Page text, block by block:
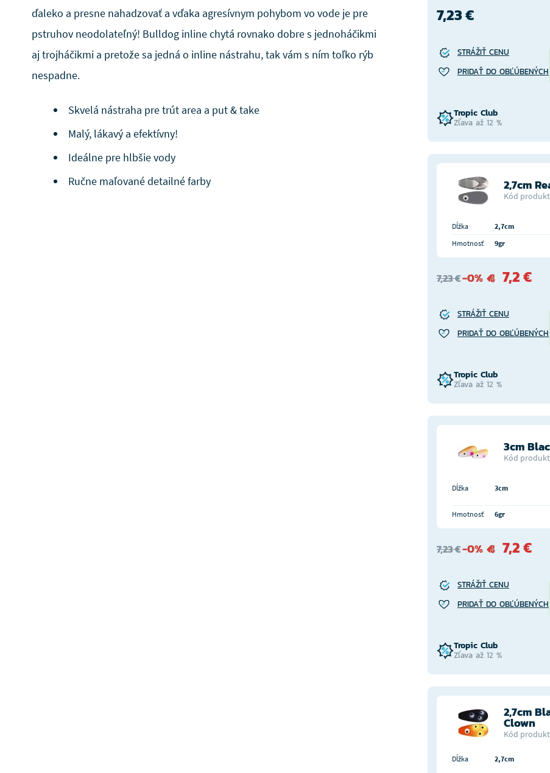
ďaleko a presne nahadzovať a vďaka agresívnym pohybom vo vode je pre
pstruhov neodolateľný! Bulldog inline chytá rovnako dobre s jednoháčikmi
aj trojháčikmi a pretože sa jedná o inline nástrahu, tak vám s ním toľko rýb
nespadne.
Skvelá nástraha pre trút area a put & take
Malý, lákavý a efektívny!
Ideálne pre hlbšie vody
Ručne maľované detailné farby
7,23 €
STRÁŽIŤ CENU
PRIDAŤ DO OBĽÚBENÝCH
Tropic Club
Zľava až 12 %
2,7cm
Kód
Dĺžka 2,7cm
Hmotnosť
9gr
7,23 €-0% 7,2 €
STRÁŽIŤ CENU
PRIDAŤ DO OBĽÚBENÝCH
Tropic Club
Zľava až 12 %
3cm
Kód
Dĺžka 3cm
Hmotnosť
6gr
7,23 €-0% 7,2 €
STRÁŽIŤ CENU
PRIDAŤ DO OBĽÚBENÝCH
Tropic Club
Zľava až 12 %
2,7cm
Clown
Kód
Dĺžka 2,7cm